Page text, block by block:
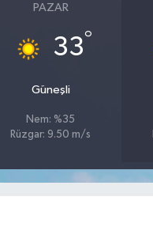
PAZAR
33°
Güneşli
Nem: %35
Rüzgar: 9.50 m/s